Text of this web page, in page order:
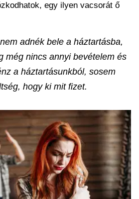
egy ilyen vacsorát ő
adnék bele a háztartásba,
még nincs annyi bevételem és
a háztartásunkból, sosem
hogy ki mit fizet.